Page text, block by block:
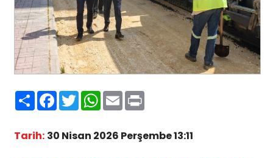
PaylaşFacebook
TwitterWhatsApp
EmailPrint
Tarih: 30 Nisan 2026 Perşembe 13:11